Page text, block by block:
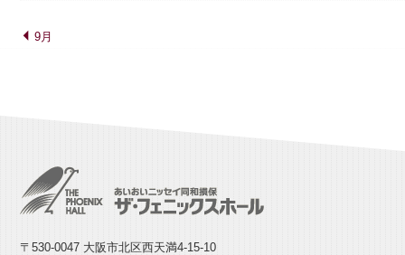
9月
〒530-0047 大阪市北区西天満4-15-10